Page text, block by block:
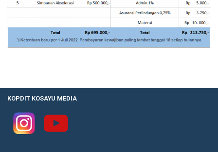
KOPDIT KOSAYU MEDIA